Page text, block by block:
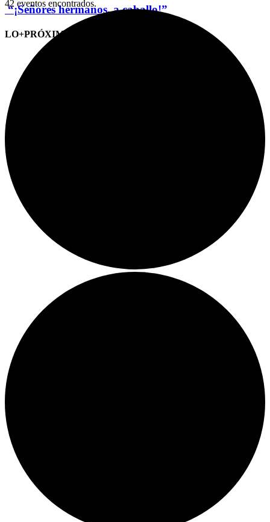
“¡Señores hermanos, a caballo!”
LO+PRÓXIMO (CITAS)
42 eventos encontrados.